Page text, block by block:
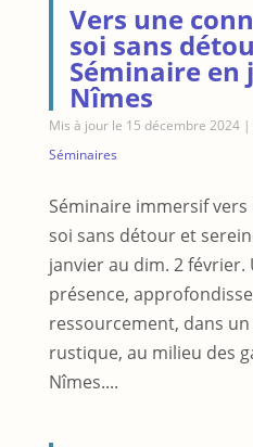
Vers une
soi sans
Séminaire en
Nîmes
Mis à jour le 15 décembre 2024
Séminaires
Séminaire immersif
soi sans détour et
janvier au dim. 2 février.
présence,
ressourcement, dans
rustique, au milieu des
Nîmes....